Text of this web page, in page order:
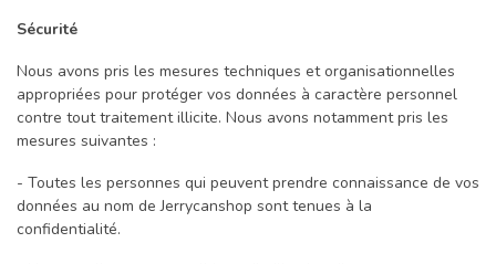
Sécurité
Nous avons pris les mesures techniques et organisationnelles
appropriées pour protéger vos données à caractère personnel
contre tout traitement illicite. Nous avons notamment pris les
mesures suivantes :
- Toutes les personnes qui peuvent prendre connaissance de vos
données au nom de Jerrycanshop sont tenues à la
confidentialité.